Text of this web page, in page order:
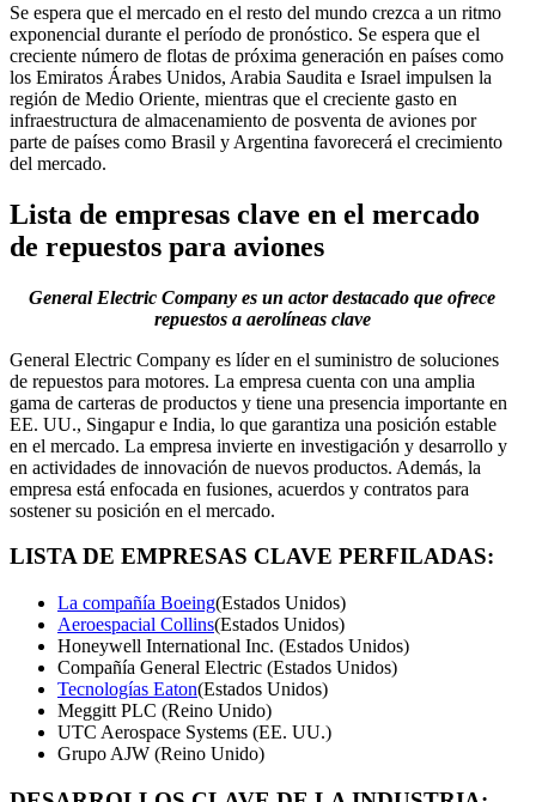
Se espera que el mercado en el resto del mundo crezca a un ritmo
exponencial durante el período de pronóstico. Se espera que el
creciente número de flotas de próxima generación en países como
los Emiratos Árabes Unidos, Arabia Saudita e Israel impulsen la
región de Medio Oriente, mientras que el creciente gasto en
infraestructura de almacenamiento de posventa de aviones por
parte de países como Brasil y Argentina favorecerá el crecimiento
del mercado.
Lista de empresas clave en el mercado
de repuestos para aviones
General Electric Company es un actor destacado que ofrece
repuestos a aerolíneas clave
General Electric Company es líder en el suministro de soluciones
de repuestos para motores. La empresa cuenta con una amplia
gama de carteras de productos y tiene una presencia importante en
EE. UU., Singapur e India, lo que garantiza una posición estable
en el mercado. La empresa invierte en investigación y desarrollo y
en actividades de innovación de nuevos productos. Además, la
empresa está enfocada en fusiones, acuerdos y contratos para
sostener su posición en el mercado.
LISTA DE EMPRESAS CLAVE PERFILADAS:
La compañía Boeing(Estados Unidos)
Aeroespacial Collins(Estados Unidos)
Honeywell International Inc. (Estados Unidos)
Compañía General Electric (Estados Unidos)
Tecnologías Eaton(Estados Unidos)
Meggitt PLC (Reino Unido)
UTC Aerospace Systems (EE. UU.)
Grupo AJW (Reino Unido)